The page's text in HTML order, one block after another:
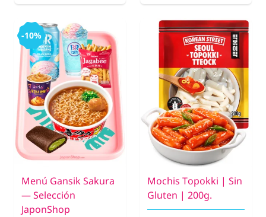
-10%
Menú Gansik Sakura
— Selección
JaponShop
Mochis Topokki | Sin
Gluten | 200g.